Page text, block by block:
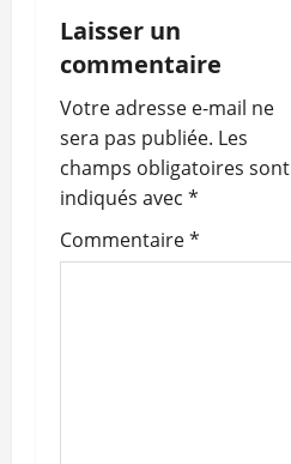
a
t
i
o
n
Laisser un
commentaire
Votre adresse e-mail ne
sera pas publiée. Les
champs obligatoires sont
indiqués avec *
Commentaire*